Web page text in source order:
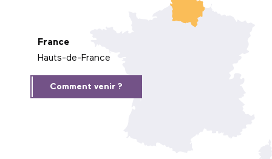
France
Hauts-de-France
Comment venir ?